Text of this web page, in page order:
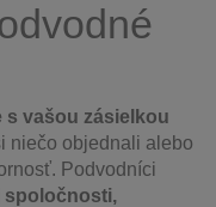
s vašou zásielkou
niečo objednali alebo
Podvodníci
spoločnosti,